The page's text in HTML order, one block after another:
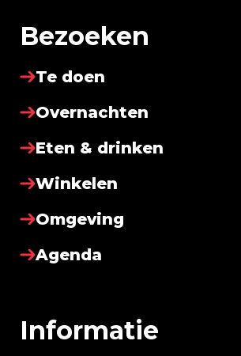
Bezoeken
Te doen
Overnachten
Eten & drinken
Winkelen
Omgeving
Agenda
Informatie